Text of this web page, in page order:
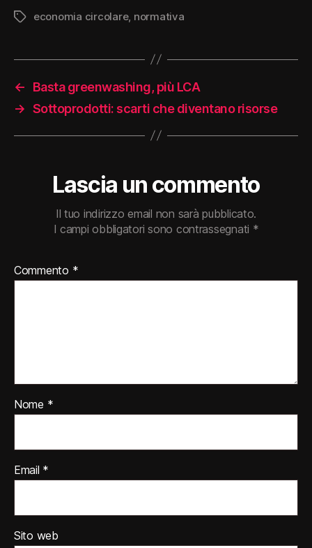
Tag economia circolare, normativa
←
Basta greenwashing, più LCA
→ Sottoprodotti: scarti che diventano risorse
Lascia un commento
Il tuo indirizzo email non sarà pubblicato.
I campi obbligatori sono contrassegnati *
Commento *
Nome *
Email *
Sito web